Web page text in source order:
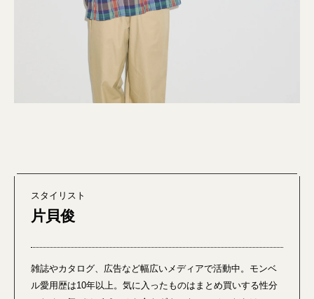
スタイリスト
片貝俊
雑誌やカタログ、広告など幅広いメディアで活動中。モンベ
ル愛用歴は10年以上。気に入ったものはまとめ買いする性分